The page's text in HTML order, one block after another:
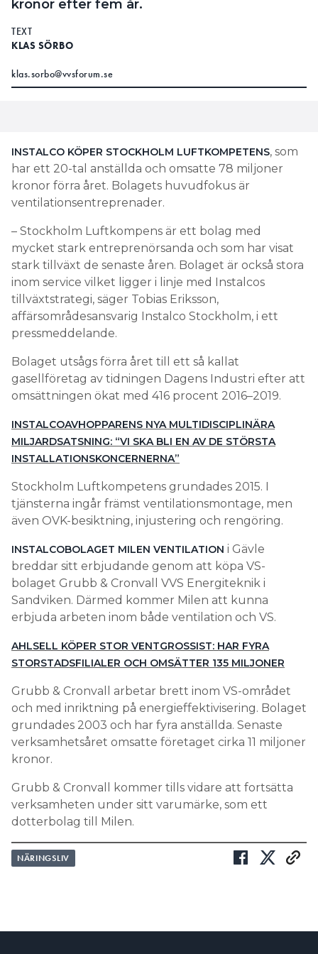
kronor efter fem år.
TEXT
KLAS SÖRBO
klas.sorbo@vvsforum.se
INSTALCO KÖPER STOCKHOLM LUFTKOMPETENS, som
har ett 20-tal anställda och omsatte 78 miljoner
kronor förra året. Bolagets huvudfokus är
ventilationsentreprenader.
– Stockholm Luftkompens är ett bolag med
mycket stark entreprenörsanda och som har visat
stark tillväxt de senaste åren. Bolaget är också stora
inom service vilket ligger i linje med Instalcos
tillväxtstrategi, säger Tobias Eriksson,
affärsområdesansvarig Instalco Stockholm, i ett
pressmeddelande.
Bolaget utsågs förra året till ett så kallat
gasellföretag av tidningen Dagens Industri efter att
omsättningen ökat med 416 procent 2016–2019.
INSTALCOAVHOPPARENS NYA MULTIDISCIPLINÄRA
MILJARDSATSNING: “VI SKA BLI EN AV DE STÖRSTA
INSTALLATIONSKONCERNERNA”
Stockholm Luftkompetens grundades 2015. I
tjänsterna ingår främst ventilationsmontage, men
även OVK-besiktning, injustering och rengöring.
INSTALCOBOLAGET MILEN VENTILATION i Gävle
breddar sitt erbjudande genom att köpa VS-
bolaget Grubb & Cronvall VVS Energiteknik i
Sandviken. Därmed kommer Milen att kunna
erbjuda arbeten inom både ventilation och VS.
AHLSELL KÖPER STOR VENTGROSSIST: HAR FYRA
STORSTADSFILIALER OCH OMSÄTTER 135 MILJONER
Grubb & Cronvall arbetar brett inom VS-området
och med inriktning på energieffektivisering. Bolaget
grundades 2003 och har fyra anställda. Senaste
verksamhetsåret omsatte företaget cirka 11 miljoner
kronor.
Grubb & Cronvall kommer tills vidare att fortsätta
verksamheten under sitt varumärke, som ett
dotterbolag till Milen.
NÄRINGSLIV